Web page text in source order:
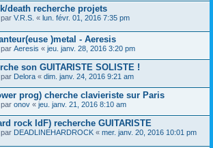
death recherche projets
V.R.S. « lun. févr. 01, 2016 7:35 pm
)metal - Aeresis
Aeresis « jeu. janv. 28, 2016 3:20 pm
son GUITARISTE SOLISTE !
Delora « dim. janv. 24, 2016 9:21 am
prog) cherche clavieriste sur Paris
onov « jeu. janv. 21, 2016 8:10 am
rock IdF) recherche GUITARISTE
DEADLINEHARDROCK « mer. janv. 20, 2016 10:01 pm